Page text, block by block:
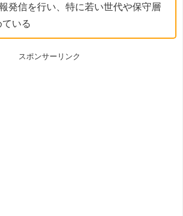
発信を行い、特に若い世代や保守層
いる
スポンサーリンク